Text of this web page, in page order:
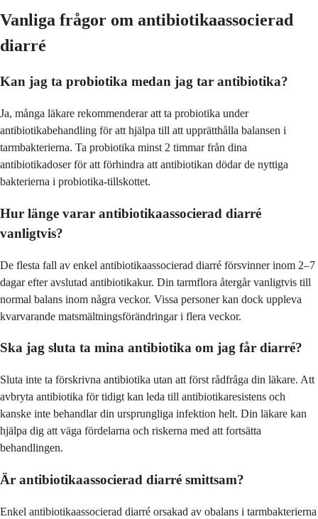
Vanliga frågor om antibiotikaassocierad
diarré
Kan jag ta probiotika medan jag tar antibiotika?
Ja, många läkare rekommenderar att ta probiotika under
antibiotikabehandling för att hjälpa till att upprätthålla balansen i
tarmbakterierna. Ta probiotika minst 2 timmar från dina
antibiotikadoser för att förhindra att antibiotikan dödar de nyttiga
bakterierna i probiotika-tillskottet.
Hur länge varar antibiotikaassocierad diarré
vanligtvis?
De flesta fall av enkel antibiotikaassocierad diarré försvinner inom 2–7
dagar efter avslutad antibiotikakur. Din tarmflora återgår vanligtvis till
normal balans inom några veckor. Vissa personer kan dock uppleva
kvarvarande matsmältningsförändringar i flera veckor.
Ska jag sluta ta mina antibiotika om jag får diarré?
Sluta inte ta förskrivna antibiotika utan att först rådfråga din läkare. Att
avbryta antibiotika för tidigt kan leda till antibiotikaresistens och
kanske inte behandlar din ursprungliga infektion helt. Din läkare kan
hjälpa dig att väga fördelarna och riskerna med att fortsätta
behandlingen.
Är antibiotikaassocierad diarré smittsam?
Enkel antibiotikaassocierad diarré orsakad av obalans i tarmbakterierna